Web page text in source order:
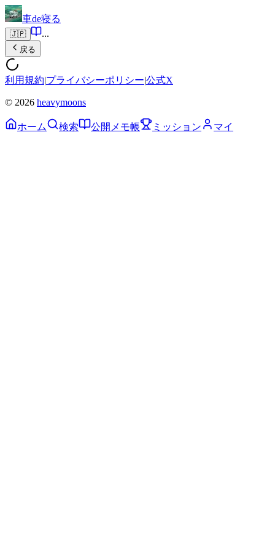
車de寝る
🇯🇵 ...
戻る
利用規約|プライバシーポリシー|公式X
© 2026 heavymoons
ホーム 検索 公開メモ帳 ミッション マイ